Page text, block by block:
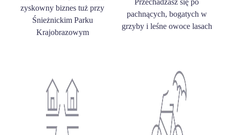
zyskowny biznes tuż przy
Śnieżnickim Parku
Krajobrazowym
Przechadzasz się po
pachnących, bogatych w
grzyby i leśne owoce lasach